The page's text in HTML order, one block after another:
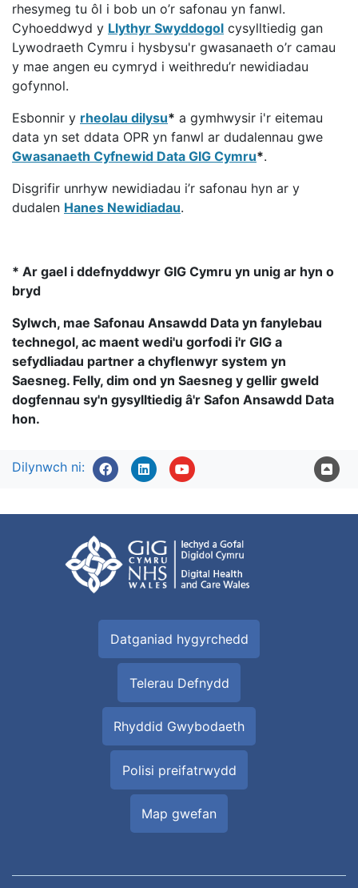
rhesymeg tu ôl i bob un o’r safonau yn fanwl.
Cyhoeddwyd y Llythyr Swyddogol cysylltiedig gan
Lywodraeth Cymru i hysbysu'r gwasanaeth o’r camau
y mae angen eu cymryd i weithredu’r newidiadau
gofynnol.
Esbonnir y rheolau dilysu* a gymhwysir i'r eitemau
data yn set ddata OPR yn fanwl ar dudalennau gwe
Gwasanaeth Cyfnewid Data GIG Cymru*.
Disgrifir unrhyw newidiadau i’r safonau hyn ar y
dudalen Hanes Newidiadau.
* Ar gael i ddefnyddwyr GIG Cymru yn unig ar hyn o
bryd
Sylwch, mae Safonau Ansawdd Data yn fanylebau
technegol, ac maent wedi'u gorfodi i'r GIG a
sefydliadau partner a chyflenwyr system yn
Saesneg. Felly, dim ond yn Saesneg y gellir gweld
dogfennau sy'n gysylltiedig â'r Safon Ansawdd Data
hon.
Dilynwch ni:
Datganiad hygyrchedd
Telerau Defnydd
Rhyddid Gwybodaeth
Polisi preifatrwydd
Map gwefan